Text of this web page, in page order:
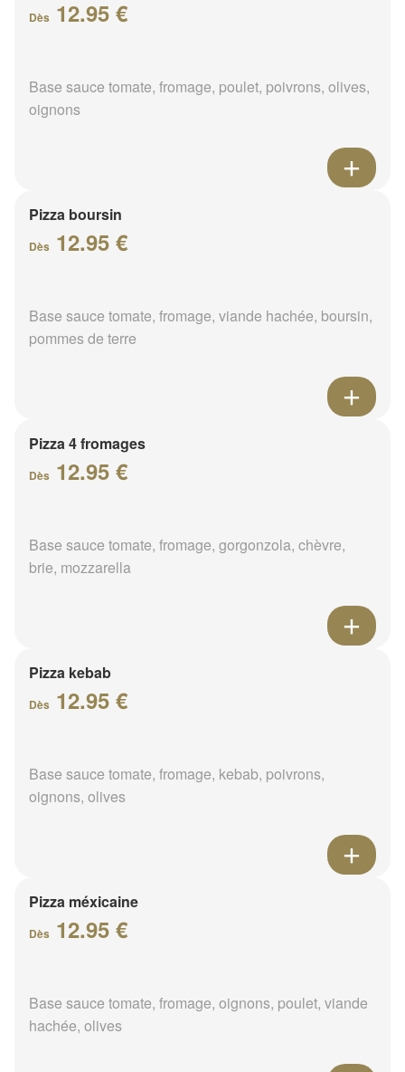
Dès 12.95 €
Base sauce tomate, fromage, poulet, poivrons, olives,
oignons
Pizza boursin
Dès 12.95 €
Base sauce tomate, fromage, viande hachée, boursin,
pommes de terre
Pizza 4 fromages
Dès 12.95 €
Base sauce tomate, fromage, gorgonzola, chèvre,
brie, mozzarella
Pizza kebab
Dès 12.95 €
Base sauce tomate, fromage, kebab, poivrons,
oignons, olives
Pizza méxicaine
Dès 12.95 €
Base sauce tomate, fromage, oignons, poulet, viande
hachée, olives